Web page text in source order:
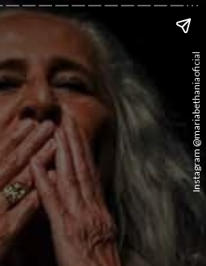
Instagram @mariabethaniaoficial